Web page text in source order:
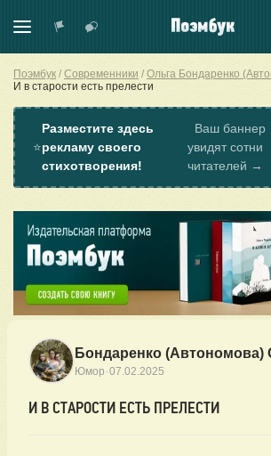
Поэмбук Современники
Ольга Бондаренко
И в старости есть прелести
⭐
Разместите здесь
рекламу своего
стихотворения!
Ваш баннер
увидят сотни
читателей →
Бондаренко (Автономова)
Юмор ·07.02.2025
И В СТАРОСТИ ЕСТЬ ПРЕЛЕСТИ